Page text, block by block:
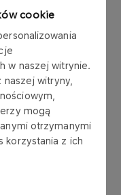
cookie
w naszej witrynie.
witryny,
mogą
otrzymanymi
korzystania z ich
trosce o
zdrowia w
S.A. podjęła
nawozów